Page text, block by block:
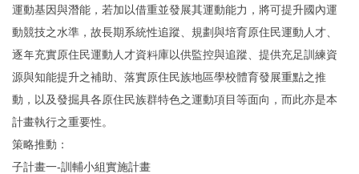
運動基因與潛能，若加以借重並發展其運動能力，將可提升國內運
動競技之水準，故長期系統性追蹤、規劃與培育原住民運動人才、
逐年充實原住民運動人才資料庫以供監控與追蹤、提供充足訓練資
源與知能提升之補助、落實原住民族地區學校體育發展重點之推
動，以及發掘具各原住民族群特色之運動項目等面向，而此亦是本
計畫執行之重要性。
策略推動：
子計畫一-訓輔小組實施計畫